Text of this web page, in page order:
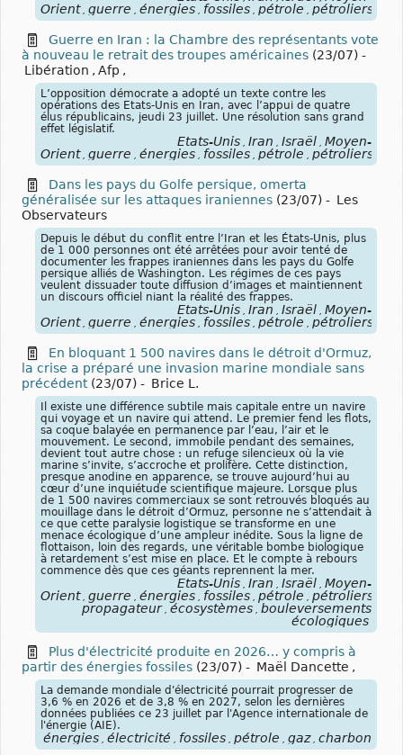
Orient , guerre , énergies , fossiles , pétrole , pétroliers
Guerre en Iran : la Chambre des représentants vote
à nouveau le retrait des troupes américaines (23/07) -
Libération , Afp ,
L’opposition démocrate a adopté un texte contre les
opérations des Etats-Unis en Iran, avec l’appui de quatre
élus républicains, jeudi 23 juillet. Une résolution sans grand
effet législatif.
États-Unis , Iran , Israël , Moyen-
Orient , guerre , énergies , fossiles , pétrole , pétroliers
Dans les pays du Golfe persique, omerta
généralisée sur les attaques iraniennes (23/07) - Les
Observateurs
Depuis le début du conflit entre l’Iran et les États-Unis, plus
de 1 000 personnes ont été arrêtées pour avoir tenté de
documenter les frappes iraniennes dans les pays du Golfe
persique alliés de Washington. Les régimes de ces pays
veulent dissuader toute diffusion d’images et maintiennent
un discours officiel niant la réalité des frappes.
États-Unis , Iran , Israël , Moyen-
Orient , guerre , énergies , fossiles , pétrole , pétroliers
En bloquant 1 500 navires dans le détroit d'Ormuz,
la crise a préparé une invasion marine mondiale sans
précédent(23/07) - Brice L.
Il existe une différence subtile mais capitale entre un navire
qui voyage et un navire qui attend. Le premier fend les flots,
sa coque balayée en permanence par l’eau, l’air et le
mouvement. Le second, immobile pendant des semaines,
devient tout autre chose : un refuge silencieux où la vie
marine s’invite, s’accroche et prolifère. Cette distinction,
presque anodine en apparence, se trouve aujourd’hui au
cœur d’une inquiétude scientifique majeure. Lorsque plus
de 1 500 navires commerciaux se sont retrouvés bloqués au
mouillage dans le détroit d’Ormuz, personne ne s’attendait à
ce que cette paralysie logistique se transforme en une
menace écologique d’une ampleur inédite. Sous la ligne de
flottaison, loin des regards, une véritable bombe biologique
à retardement s’est mise en place. Et le compte à rebours
commence dès que ces géants reprennent la mer.
États-Unis , Iran , Israël , Moyen-
Orient , guerre , énergies , fossiles , pétrole , pétroliers
propagateur , écosystèmes , bouleversements
écologiques
Plus d'électricité produite en 2026… y compris à
partir des énergies fossiles (23/07) - Maël Dancette ,
La demande mondiale d'électricité pourrait progresser de
3,6 % en 2026 et de 3,8 % en 2027, selon les dernières
données publiées ce 23 juillet par l'Agence internationale de
l'énergie (AIE).
énergies , électricité , fossiles , pétrole , gaz , charbon